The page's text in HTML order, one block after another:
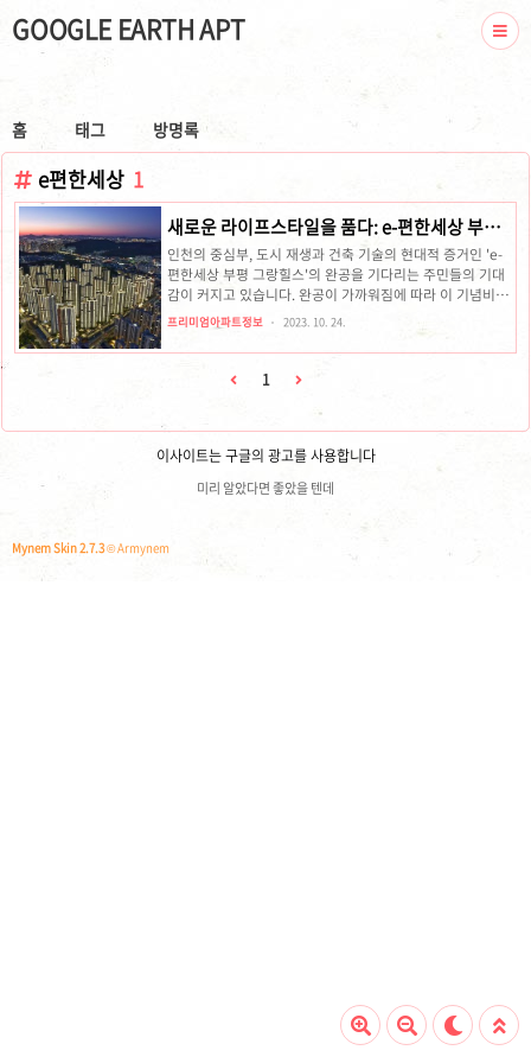
GOOGLE EARTH APT
홈 태그 방명록
e편한세상 1
새로운 라이프스타일을 품다: e-편한세상 부평
그랑힐스 아파트 공개
인천의 중심부, 도시 재생과 건축 기술의 현대적 증거인 'e-
편한세상 부평 그랑힐스'의 완공을 기다리는 주민들의 기대
감이 커지고 있습니다. 완공이 가까워짐에 따라 이 기념비적
인 프로젝트의 복잡한 세부 사항을 자세히 살펴보고, 대한민
국 현대 주거의 초석이 될 이 프로젝트의 특징을 조명합니다.
도시 생활의 새로운 여명: 부평 그랑힐스의 탄생번화한 부평
구에 자리 잡은 그랑힐은 현대성의 등대 역할을 하고 있습니
대한 혁신적인 접근 방식을 통해 거주자에게 편안함, 편리함,
고급스러움의 비할 데 없는 조화를 제공합니다.건축의 경이
로움: 스카이라인의 재정의부평 그랑힐 단지는 수많은 고층
유닛으로 이루어진 건축적 경이로움으로 혁신적인 주거 경
험을 약속합니다. 2..
프리미엄아파트정보 2023. 10. 24.
1
이사이트는 구글의 광고를 사용합니다
미리 알았다면 좋았을 텐데
Mynem Skin 2.7.3© Armynem